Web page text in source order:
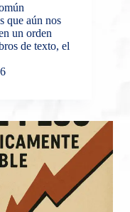
que aún nos
un orden
de texto, el